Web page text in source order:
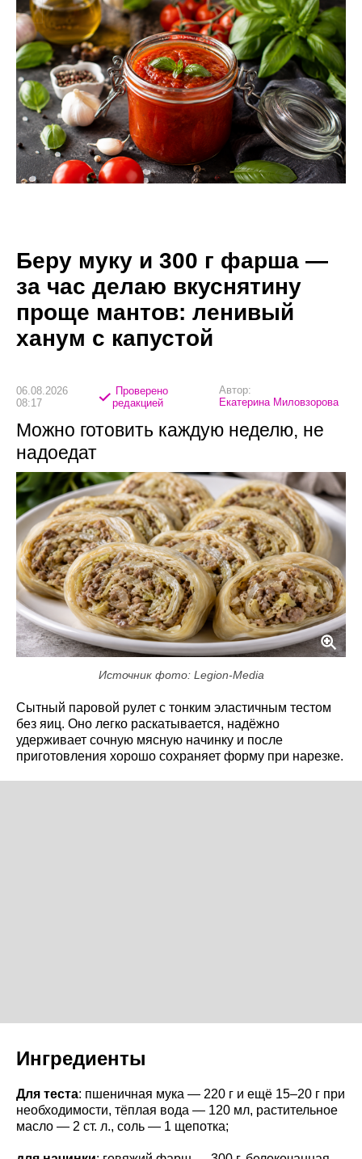
Беру муку и 300 г фарша —
за час делаю вкуснятину
проще мантов: ленивый
ханум с капустой
06.08.2026
08:17
Проверено
редакцией
Автор:
Екатерина Миловзорова
Можно готовить каждую неделю, не
надоедат
Источник фото: Legion-Media
Сытный паровой рулет с тонким эластичным тестом
без яиц. Оно легко раскатывается, надёжно
удерживает сочную мясную начинку и после
приготовления хорошо сохраняет форму при нарезке.
Ингредиенты
Для теста: пшеничная мука — 220 г и ещё 15–20 г при
необходимости, тёплая вода — 120 мл, растительное
масло — 2 ст. л., соль — 1 щепотка;